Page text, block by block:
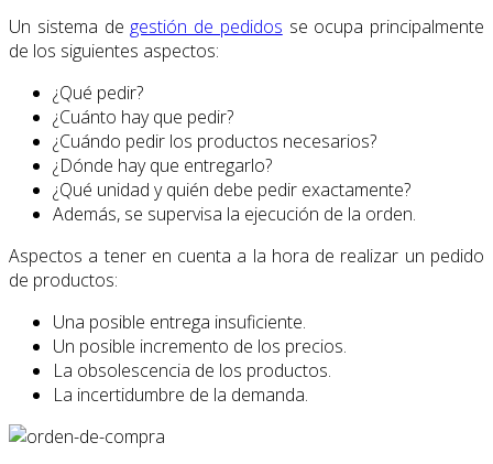
Un sistema de gestión de pedidos se ocupa principalmente
de los siguientes aspectos:
¿Qué pedir?
¿Cuánto hay que pedir?
¿Cuándo pedir los productos necesarios?
¿Dónde hay que entregarlo?
¿Qué unidad y quién debe pedir exactamente?
Además, se supervisa la ejecución de la orden.
Aspectos a tener en cuenta a la hora de realizar un pedido
de productos:
Una posible entrega insuficiente.
Un posible incremento de los precios.
La obsolescencia de los productos.
La incertidumbre de la demanda.